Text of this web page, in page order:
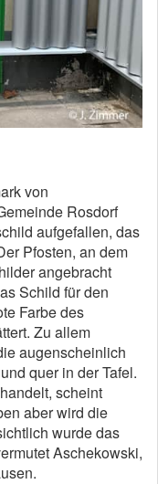
von
Rosdorf
aufgefallen, das
Pfosten, an dem
angebracht
Schild für den
Farbe des
Zu allem
augenscheinlich
quer in der Tafel.
scheint
aber wird die
wurde das
Aschekowski,